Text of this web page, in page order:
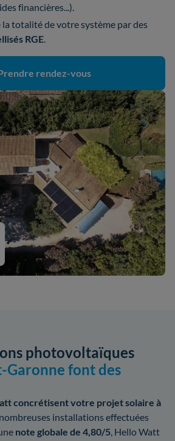
financières...).
la totalité de votre système par des
RGE
rendez-vous
photovoltaïques
Garonne font des
concrétisent votre projet solaire à
installations effectuées
note globale de 4,80/5 , Hello Watt